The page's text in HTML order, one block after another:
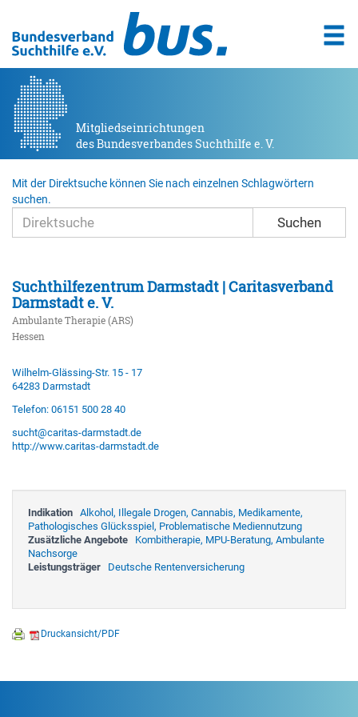
Mitgliedseinrichtungen
des Bundesverbandes Suchthilfe e. V.
Mit der Direktsuche können Sie nach einzelnen Schlagwörtern
suchen.
Suchen
Suchthilfezentrum Darmstadt | Caritasverband
Darmstadt e. V.
Ambulante Therapie (ARS)
Hessen
Wilhelm-Glässing-Str. 15 - 17
64283 Darmstadt
Telefon: 06151 500 28 40
sucht@caritas-darmstadt.de
http://www.caritas-darmstadt.de
Indikation Alkohol, Illegale Drogen, Cannabis, Medikamente,
Pathologisches Glücksspiel, Problematische Mediennutzung
Zusätzliche Angebote
Kombitherapie, MPU-Beratung, Ambulante
Nachsorge
Leistungsträger
Deutsche Rentenversicherung
Druckansicht/PDF